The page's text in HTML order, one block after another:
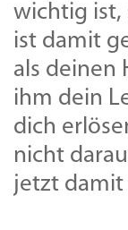
wichtig ist,
ist damit
als deinen
ihm dein
dich
nicht
jetzt damit